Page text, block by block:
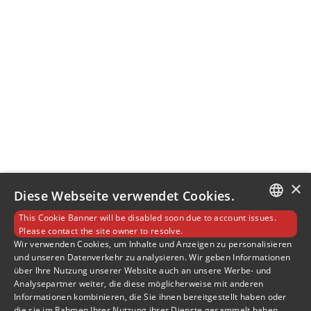
ENGLISH
SLOVENIAN
×
Diese Webseite verwendet Cookies.
This Cookie Banner will be disabled soon due to account issues.
Please contact the site owner to resolve.
Wir verwenden Cookies, um Inhalte und Anzeigen zu personalisieren
und unseren Datenverkehr zu analysieren. Wir geben Informationen
über Ihre Nutzung unserer Website auch an unsere Werbe- und
Analysepartner weiter, die diese möglicherweise mit anderen
Informationen kombinieren, die Sie ihnen bereitgestellt haben oder